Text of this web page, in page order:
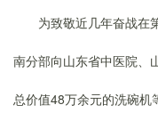
为致敬近几年奋战在
南分部向山东省中医院、
总价值48万余元的洗碗机